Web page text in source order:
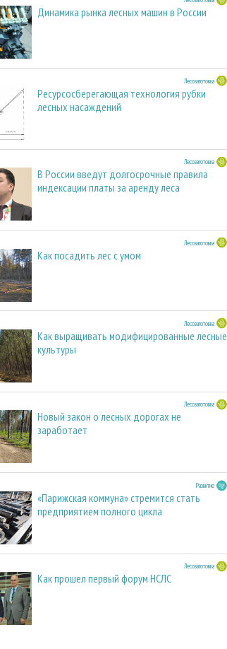
Динамика рынка лесных машин в России
Лесозаготовка
Ресурсосберегающая технология рубки
лесных насаждений
Лесозаготовка
В России введут долгосрочные правила
индексации платы за аренду леса
Лесозаготовка
Как посадить лес с умом
Лесозаготовка
Как выращивать модифицированные лесные
культуры
Лесозаготовка
Новый закон о лесных дорогах не
заработает
Развитие
«Парижская коммуна» стремится стать
предприятием полного цикла
Лесозаготовка
Как прошел первый форум НСЛС